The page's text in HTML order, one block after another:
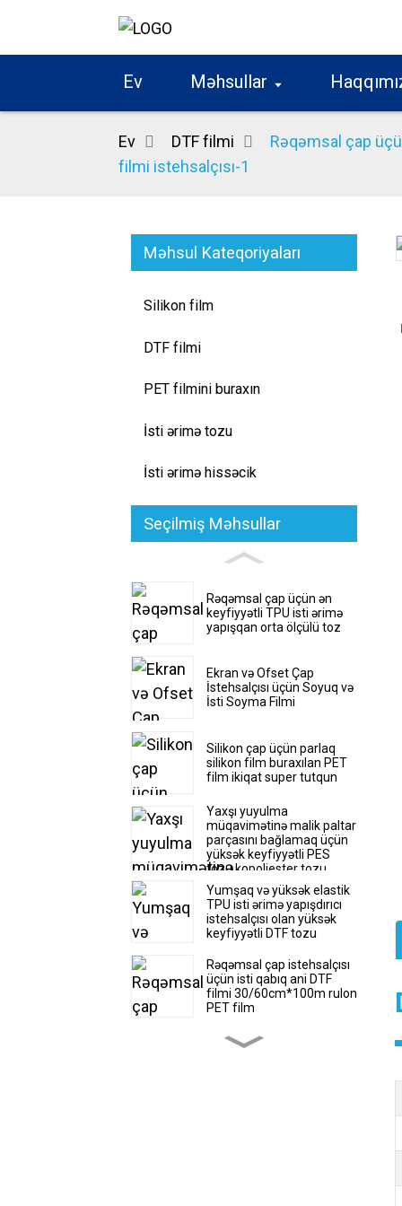
Ev Məhsullar
Ev DTF filmi
Rəqəmsal çap
filmi istehsalçısı-1
Məhsul Kateqoriyaları
Silikon film
DTF filmi
PET filmini buraxın
İsti ərimə tozu
İsti ərimə hissəcik
Seçilmiş Məhsullar
Rəqəmsal çap üçün ən
keyfiyyətli TPU isti ərimə
yapışqan orta ölçülü toz
Ekran və Ofset Çap
İstehsalçısı üçün Soyuq və
İsti Soyma Filmi
Silikon çap üçün parlaq
silikon film buraxılan PET
film ikiqat super tutqun
Yaxşı yuyulma
müqavimətinə malik paltar
parçasını bağlamaq üçün
yüksək keyfiyyətli PES
tozu kopoliester tozu
Yumşaq və yüksək elastik
TPU isti ərimə yapışdırıcı
istehsalçısı olan yüksək
keyfiyyətli DTF tozu
Rəqəmsal çap istehsalçısı
üçün isti qabıq ani DTF
filmi 30/60cm*100m rulon
PET film
Yüksək keyfiyyətli super
Loading...
Loading...